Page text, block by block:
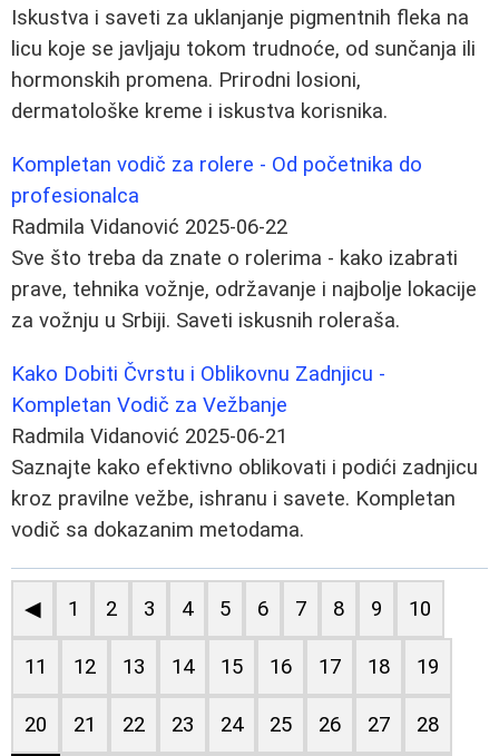
Iskustva i saveti za uklanjanje pigmentnih fleka na
licu koje se javljaju tokom trudnoće, od sunčanja ili
hormonskih promena. Prirodni losioni,
dermatološke kreme i iskustva korisnika.
Kompletan vodič za rolere - Od početnika do
profesionalca
Radmila Vidanović 2025-06-22
Sve što treba da znate o rolerima - kako izabrati
prave, tehnika vožnje, održavanje i najbolje lokacije
za vožnju u Srbiji. Saveti iskusnih roleraša.
Kako Dobiti Čvrstu i Oblikovnu Zadnjicu -
Kompletan Vodič za Vežbanje
Radmila Vidanović 2025-06-21
Saznajte kako efektivno oblikovati i podići zadnjicu
kroz pravilne vežbe, ishranu i savete. Kompletan
vodič sa dokazanim metodama.
◀ 1 2 3 4 5 6 7 8 9 10
11 12 13 14 15 16 17 18 19
20 21 22 23 24 25 26 27 28